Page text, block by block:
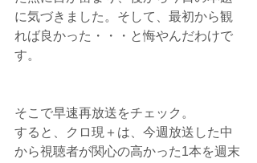
に気づきました。そして、最初から観
れば良かった・・・と悔やんだわけで
す。
そこで早速再放送をチェック。
すると、クロ現＋は、今週放送した中
から視聴者が関心の高かった1本を週末